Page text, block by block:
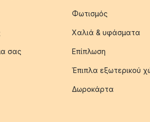
σας
Φωτισμός
Χαλιά & υφάσματα
Επίπλωση
Έπιπλα εξωτερικού
Δωροκάρτα